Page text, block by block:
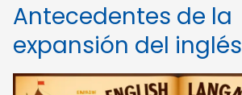
Antecedentes de la
expansión del inglés